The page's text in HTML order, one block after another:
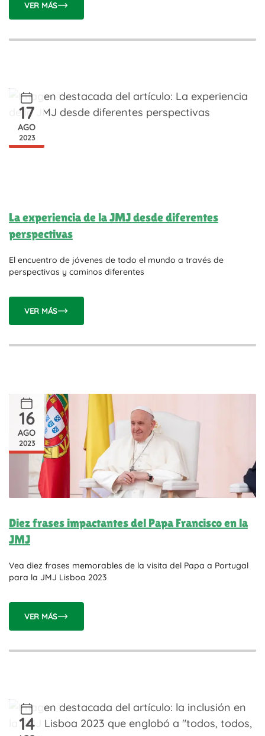
VER MÁS
17
AGO
2023
La experiencia de la JMJ desde diferentes
perspectivas
El encuentro de jóvenes de todo el mundo a través de
perspectivas y caminos diferentes
VER MÁS
16
AGO
2023
Diez frases impactantes del Papa Francisco en la
JMJ
Vea diez frases memorables de la visita del Papa a Portugal
para la JMJ Lisboa 2023
VER MÁS
14